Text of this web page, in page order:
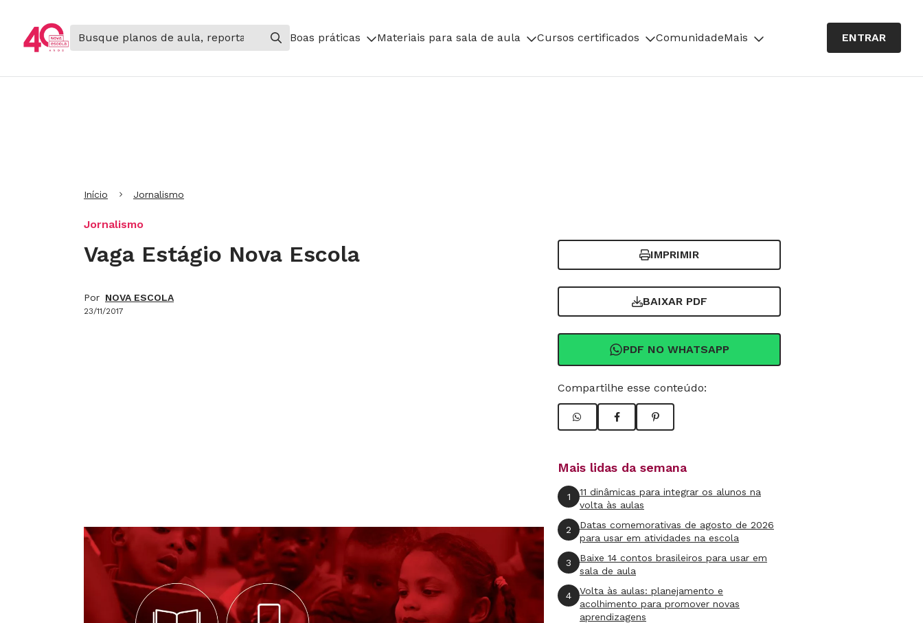
Boas práticas Materiais para sala de aula Cursos certificados ComunidadeMais ENTRAR
Início Jornalismo
Jornalismo
Vaga Estágio Nova Escola
Por NOVA ESCOLA
23/11/2017
IMPRIMIR
BAIXAR PDF
PDF NO WHATSAPP
Compartilhe esse conteúdo:
Mais lidas da semana
1
11 dinâmicas para integrar os alunos na
volta às aulas
2
Datas comemorativas de agosto de 2026
para usar em atividades na escola
3
Baixe 14 contos brasileiros para usar em
sala de aula
4
Volta às aulas: planejamento e
acolhimento para promover novas
aprendizagens